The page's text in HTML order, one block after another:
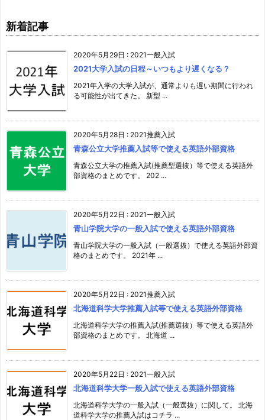
新着記事
2020年5月29日 : 2021一般入試
2021大学入試の日程～いつもより遅くなる？
2021年入学の大学入試が、通常よりも遅い期間に行われ
る可能性が出てきた。 新型 ...
2020年5月28日 : 2021推薦入試
青森公立大学推薦入試等で使える英語外部資格
青森公立大学の推薦入試(推薦型選抜）等で使える英語外
部資格のまとめです。 202 ...
2020年5月22日 : 2021一般入試
青山学院大学の一般入試で使える英語外部資格
青山学院大学の一般入試（一般選抜）で使える英語外部資
格のまとめです。 2021年 ...
2020年5月22日 : 2021推薦入試
北海道科学大学推薦入試等で使える英語外部資格
北海道科学大学の推薦入試(推薦選抜）等で使える英語外
部資格のまとめです。 北海道 ...
2020年5月22日 : 2021一般入試
北海道科学大学一般入試で使える英語外部資格
北海道科学大学の一般入試（一般選抜）に関して。 北海
道科学大学の推薦入試はコチラ ...